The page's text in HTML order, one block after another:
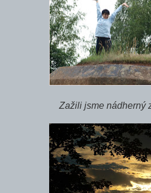
Zažili jsme nádherný